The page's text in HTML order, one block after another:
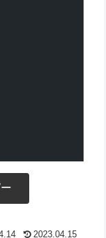
2023.04.15